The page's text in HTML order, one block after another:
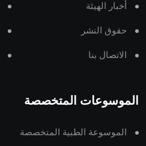
أخبار الهيئة
حقوق النشر
الاتصال بنا
الموسوعات المتخصصة
الموسوعة الطبية المتخصصة